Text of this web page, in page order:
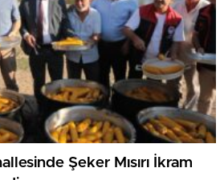
Şeker Mısırı İkram